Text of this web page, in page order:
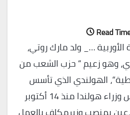
Read
الأوربية …_ ولد مارك روتي،
1967، بلاهاي، وهو زعيم “ حزب الشعب من
الهولندي الذي تأسس
في العام 1948، ورئيس وزراء هولندا منذ 14 أكتوبر